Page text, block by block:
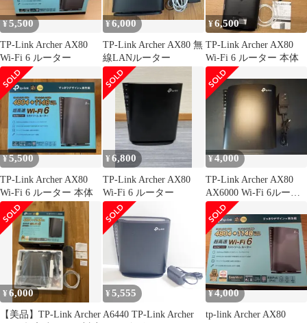
¥5,500
TP-Link Archer AX80
Wi-Fi 6 ルーター
¥6,000
TP-Link Archer AX80 無
線LANルーター
¥6,500
TP-Link Archer AX80
Wi-Fi 6 ルーター 本体
¥5,500
TP-Link Archer AX80
Wi-Fi 6 ルーター 本体
¥6,800
TP-Link Archer AX80
Wi-Fi 6 ルーター
¥4,000
TP-Link Archer AX80
AX6000 Wi-Fi 6ルータ
ー
¥6,000
【美品】TP-Link Archer
¥5,555
A6440 TP-Link Archer
¥4,000
tp-link Archer AX80